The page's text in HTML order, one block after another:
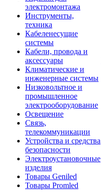
электромонтажа
Инструменты,
техника
Кабеленесущие
системы
Кабели, провода и
аксессуары
Климатические и
инженерные системы
Низковольтное и
промышленное
электрооборудование
Освещение
Связь,
телекоммуникации
Устройства и средства
безопасности
Электроустановочные
изделия
Товары Geniled
Товары Promled